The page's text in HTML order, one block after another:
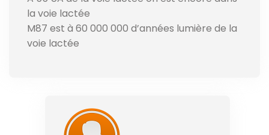
la voie lactée
M87 est à 60 000 000 d’années lumière de la
voie lactée